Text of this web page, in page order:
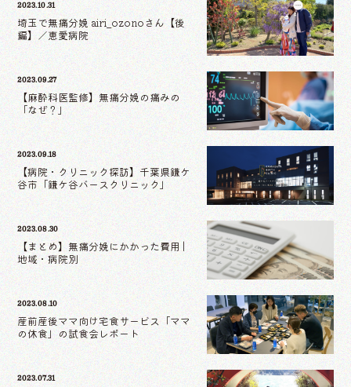
2023.10.31
埼玉で無痛分娩 airi_ozonoさん【後
編】／恵愛病院
2023.09.27
【麻酔科医監修】無痛分娩の痛みの
「なぜ？」
2023.09.18
【病院・クリニック探訪】千葉県鎌ケ
谷市「鎌ケ谷バースクリニック」
2023.08.30
【まとめ】無痛分娩にかかった費用 |
地域・病院別
2023.08.10
産前産後ママ向け宅食サービス「ママ
の休食」の試食会レポート
2023.07.31